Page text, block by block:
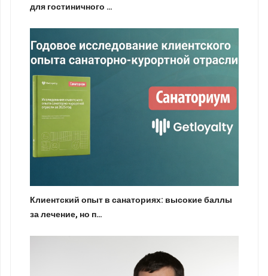
для гостиничного …
Клиентский опыт в санаториях: высокие баллы
за лечение, но п…